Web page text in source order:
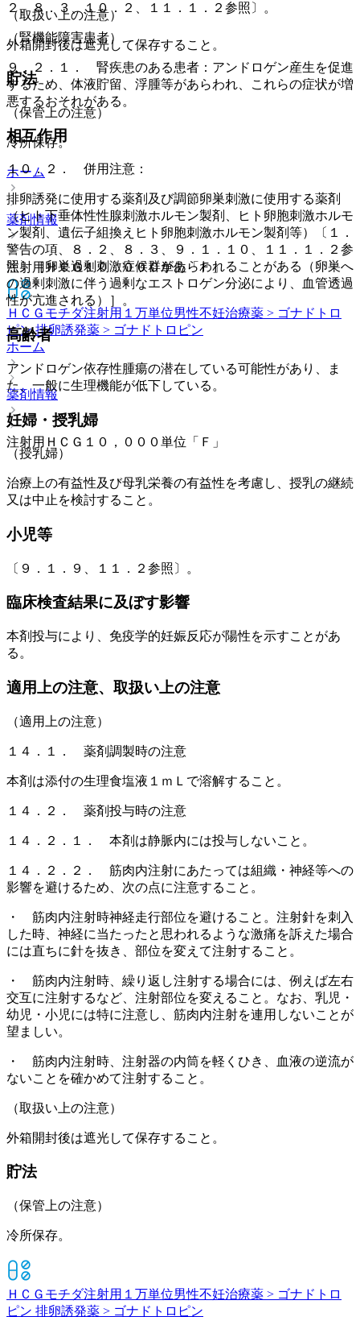
（取扱い上の注意）
外箱開封後は遮光して保存すること。
貯法
（保管上の注意）
冷所保存。
ホーム
薬剤情報
注射用ＨＣＧ１０，０００単位「Ｆ」
ＨＣＧモチダ注射用１万単位男性不妊治療薬 > ゴナドトロ
ピン 排卵誘発薬 > ゴナドトロピン
ホーム
薬剤情報
注射用ＨＣＧ１０，０００単位「Ｆ」
２、８．３、１０．２、１１．１．２参照〕。
（腎機能障害患者）
９．２．１． 腎疾患のある患者：アンドロゲン産生を促進
するため、体液貯留、浮腫等があらわれ、これらの症状が増
悪するおそれがある。
相互作用
１０．２． 併用注意：
排卵誘発に使用する薬剤及び調節卵巣刺激に使用する薬剤
（ヒト下垂体性性腺刺激ホルモン製剤、ヒト卵胞刺激ホルモ
ン製剤、遺伝子組換えヒト卵胞刺激ホルモン製剤等）〔１．
警告の項、８．２、８．３、９．１．１０、１１．１．２参
照〕［卵巣過剰刺激症候群があらわれることがある（卵巣へ
の過剰刺激に伴う過剰なエストロゲン分泌により、血管透過
性が亢進される）］。
高齢者
アンドロゲン依存性腫瘍の潜在している可能性があり、ま
た、一般に生理機能が低下している。
妊婦・授乳婦
（授乳婦）
治療上の有益性及び母乳栄養の有益性を考慮し、授乳の継続
又は中止を検討すること。
小児等
〔９．１．９、１１．２参照〕。
臨床検査結果に及ぼす影響
本剤投与により、免疫学的妊娠反応が陽性を示すことがあ
る。
適用上の注意、取扱い上の注意
（適用上の注意）
１４．１． 薬剤調製時の注意
本剤は添付の生理食塩液１ｍＬで溶解すること。
１４．２． 薬剤投与時の注意
１４．２．１． 本剤は静脈内には投与しないこと。
１４．２．２． 筋肉内注射にあたっては組織・神経等への
影響を避けるため、次の点に注意すること。
・ 筋肉内注射時神経走行部位を避けること。注射針を刺入
した時、神経に当たったと思われるような激痛を訴えた場合
には直ちに針を抜き、部位を変えて注射すること。
・ 筋肉内注射時、繰り返し注射する場合には、例えば左右
交互に注射するなど、注射部位を変えること。なお、乳児・
幼児・小児には特に注意し、筋肉内注射を連用しないことが
望ましい。
・ 筋肉内注射時、注射器の内筒を軽くひき、血液の逆流が
ないことを確かめて注射すること。
（取扱い上の注意）
外箱開封後は遮光して保存すること。
貯法
（保管上の注意）
冷所保存。
ＨＣＧモチダ注射用１万単位男性不妊治療薬 > ゴナドトロ
ピン 排卵誘発薬 > ゴナドトロピン